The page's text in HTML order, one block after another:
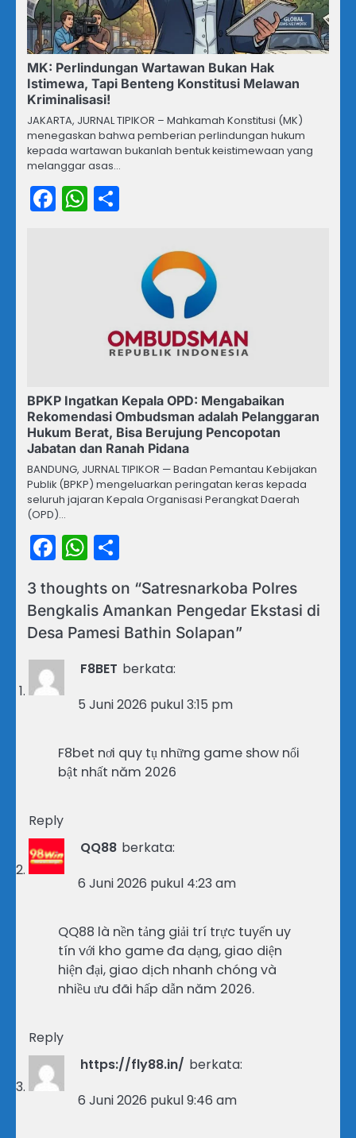
MK: Perlindungan Wartawan Bukan Hak
Istimewa, Tapi Benteng Konstitusi Melawan
Kriminalisasi!
JAKARTA, JURNAL TIPIKOR – Mahkamah Konstitusi (MK)
menegaskan bahwa pemberian perlindungan hukum
kepada wartawan bukanlah bentuk keistimewaan yang
melanggar asas…
Facebook
WhatsApp
BPKP Ingatkan Kepala OPD: Mengabaikan
Rekomendasi Ombudsman adalah Pelanggaran
Hukum Berat, Bisa Berujung Pencopotan
Jabatan dan Ranah Pidana
BANDUNG, JURNAL TIPIKOR — Badan Pemantau Kebijakan
Publik (BPKP) mengeluarkan peringatan keras kepada
seluruh jajaran Kepala Organisasi Perangkat Daerah
(OPD)…
Facebook
WhatsApp
3 thoughts on “Satresnarkoba Polres
Bengkalis Amankan Pengedar Ekstasi di
Desa Pamesi Bathin Solapan”
F8BET berkata:
5 Juni 2026 pukul 3:15 pm
F8bet nơi quy tụ những game show nổi
bật nhất năm 2026
Reply
QQ88 berkata:
6 Juni 2026 pukul 4:23 am
QQ88 là nền tảng giải trí trực tuyến uy
tín với kho game đa dạng, giao diện
hiện đại, giao dịch nhanh chóng và
nhiều ưu đãi hấp dẫn năm 2026.
Reply
https://fly88.in/ berkata:
6 Juni 2026 pukul 9:46 am